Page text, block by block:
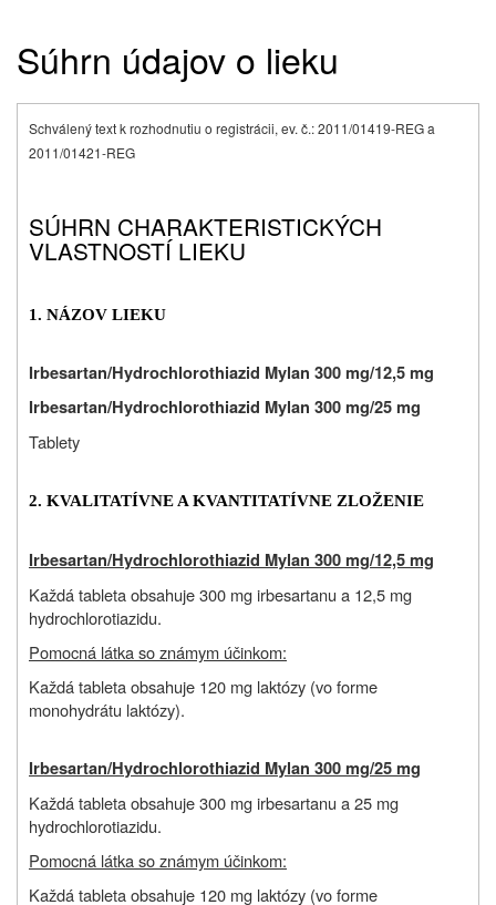
Súhrn údajov o lieku
Schválený text k rozhodnutiu o registrácii, ev. č.: 2011/01419-REG a
2011/01421-REG
SÚHRN CHARAKTERISTICKÝCH
VLASTNOSTÍ LIEKU
1. NÁZOV LIEKU
Irbesartan/Hydrochlorothiazid Mylan 300 mg/12,5 mg
Irbesartan/Hydrochlorothiazid Mylan 300 mg/25 mg
Tablety
2. KVALITATÍVNE A KVANTITATÍVNE ZLOŽENIE
Irbesartan/Hydrochlorothiazid Mylan 300 mg/12,5 mg
Každá tableta obsahuje 300 mg irbesartanu a 12,5 mg
hydrochlorotiazidu.
Pomocná látka so známym účinkom:
Každá tableta obsahuje 120 mg laktózy (vo forme
monohydrátu laktózy).
Irbesartan/Hydrochlorothiazid Mylan 300 mg/25 mg
Každá tableta obsahuje 300 mg irbesartanu a 25 mg
hydrochlorotiazidu.
Pomocná látka so známym účinkom:
Každá tableta obsahuje 120 mg laktózy (vo forme